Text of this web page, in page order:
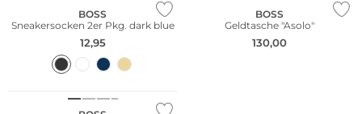
BOSS
Sneakersocken 2er Pkg. dark blue
12,95
BOSS
Geldtasche "Asolo"
130,00